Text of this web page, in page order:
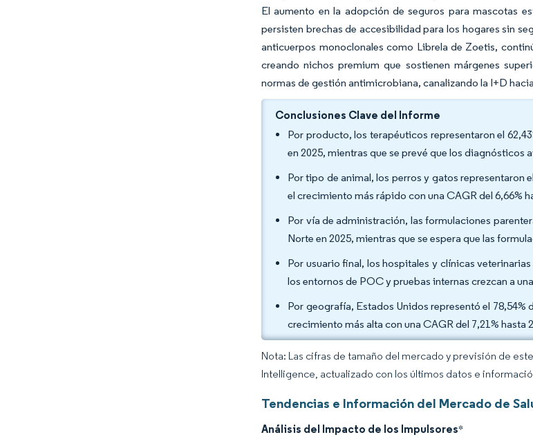
El aumento en la adopción de seguros para mascotas
persisten brechas de accesibilidad para los hogares sin
anticuerpos monoclonales como Librela de Zoetis,
creando nichos premium que sostienen márgenes
normas de gestión antimicrobiana, canalizando la I+D
Conclusiones Clave del Informe
Por producto, los terapéuticos representaron el
en 2025, mientras que se prevé que los diagnósticos
Por tipo de animal, los perros y gatos representaron
el crecimiento más rápido con una CAGR del 6,66%
Por vía de administración, las formulaciones
Norte en 2025, mientras que se espera que las
Por usuario final, los hospitales y clínicas
los entornos de POC y pruebas internas crezcan a
Por geografía, Estados Unidos representó el
crecimiento más alta con una CAGR del 7,21% hasta
Nota: Las cifras de tamaño del mercado y previsión de
Intelligence, actualizado con los últimos datos e
Tendencias e Información del Mercado de
Análisis del Impacto de los Impulsores*